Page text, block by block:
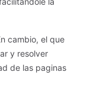
cambio, el que
y resolver
de las paginas